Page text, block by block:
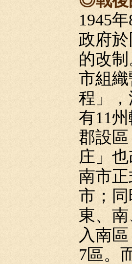
1945
政府
的改
市組
程」
有11
郡設
庄」
南市
市；
東、
入南
7區。